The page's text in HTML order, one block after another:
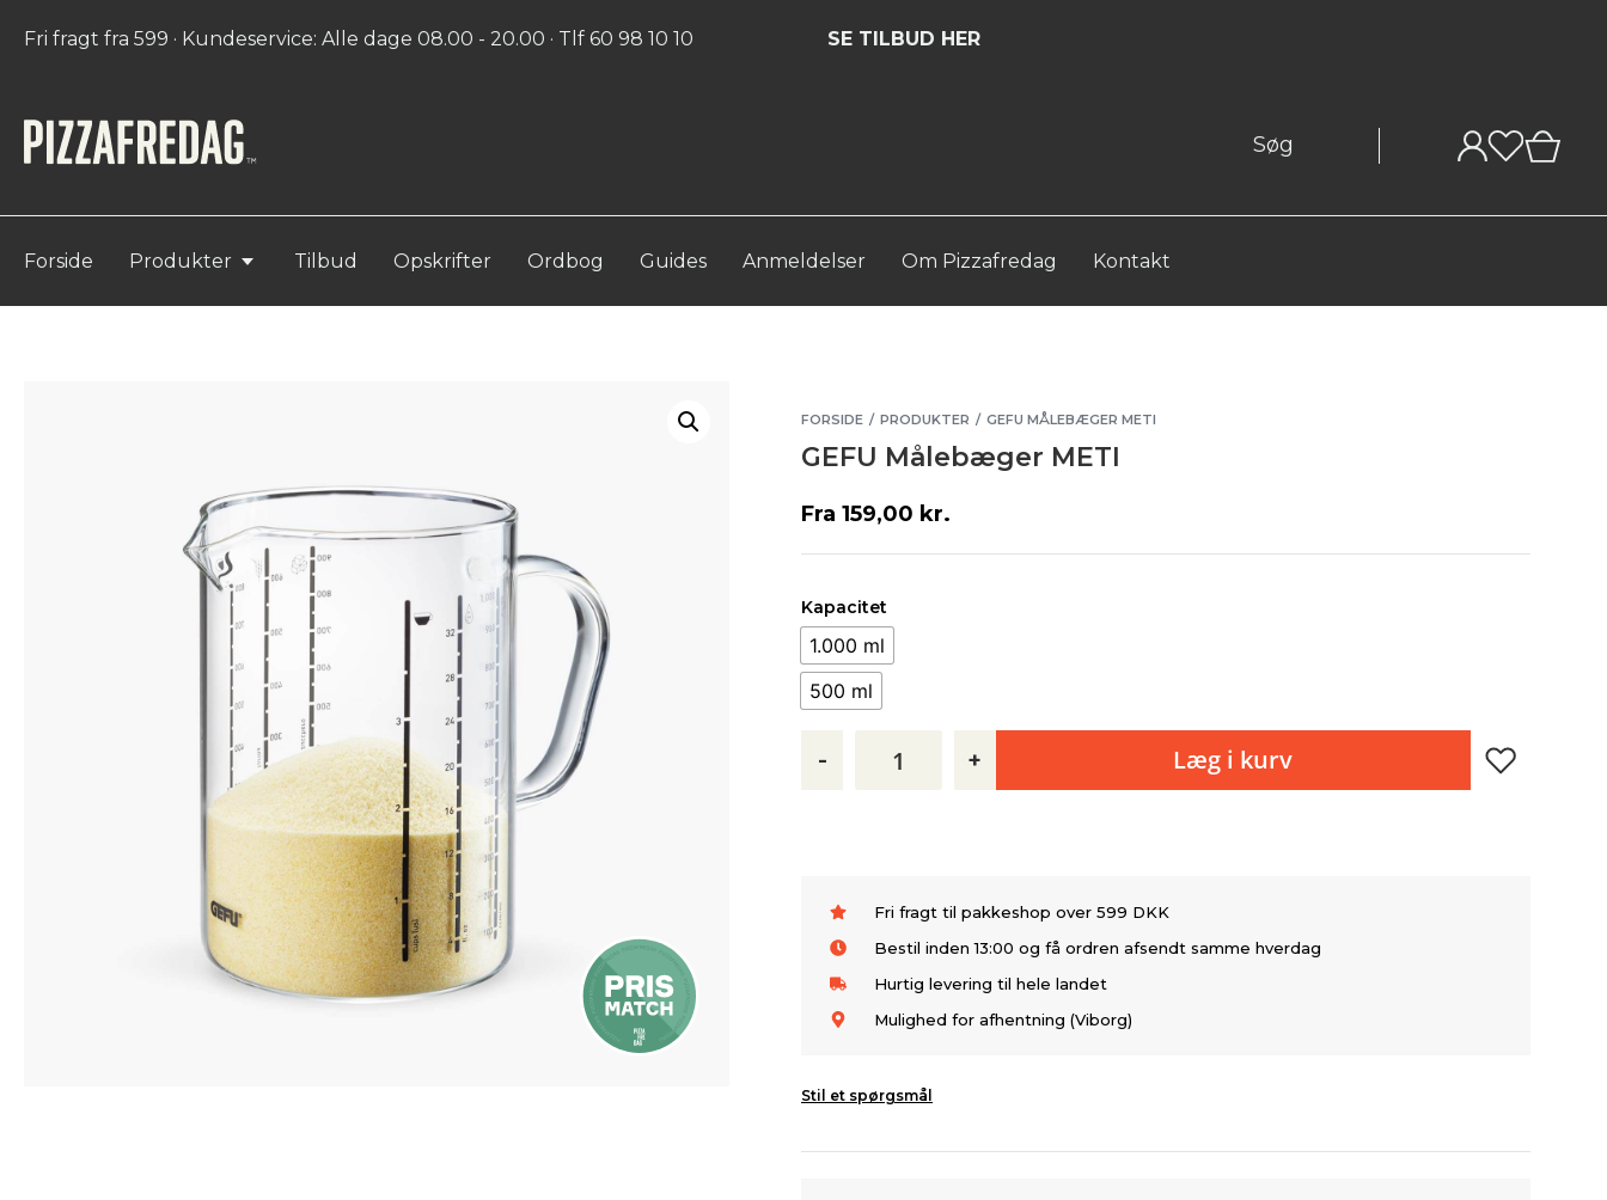
Fri fragt fra 599 · Kundeservice: Alle dage 08.00 - 20.00 · Tlf 60 98 10 10 SE TILBUD HER
Forside Produkter Tilbud Opskrifter Ordbog Guides Anmeldelser Om Pizzafredag Kontakt
FORSIDE / PRODUKTER / GEFU MÅLEBÆGER METI
GEFU Målebæger METI
Fra 159,00 kr.
Kapacitet
1.000 ml
500 ml
- + Læg i kurv
Fri fragt til pakkeshop over 599 DKK
Bestil inden 13:00 og få ordren afsendt samme hverdag
Hurtig levering til hele landet
Mulighed for afhentning (Viborg)
Stil et spørgsmål